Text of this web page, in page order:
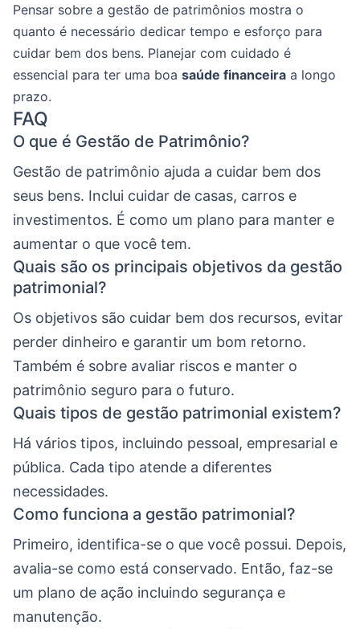
Pensar sobre a gestão de patrimônios mostra o
quanto é necessário dedicar tempo e esforço para
cuidar bem dos bens. Planejar com cuidado é
essencial para ter uma boa saúde financeira a longo
prazo.
FAQ
O que é Gestão de Patrimônio?
Gestão de patrimônio ajuda a cuidar bem dos
seus bens. Inclui cuidar de casas, carros e
investimentos. É como um plano para manter e
aumentar o que você tem.
Quais são os principais objetivos da gestão
patrimonial?
Os objetivos são cuidar bem dos recursos, evitar
perder dinheiro e garantir um bom retorno.
Também é sobre avaliar riscos e manter o
patrimônio seguro para o futuro.
Quais tipos de gestão patrimonial existem?
Há vários tipos, incluindo pessoal, empresarial e
pública. Cada tipo atende a diferentes
necessidades.
Como funciona a gestão patrimonial?
Primeiro, identifica-se o que você possui. Depois,
avalia-se como está conservado. Então, faz-se
um plano de ação incluindo segurança e
manutenção.